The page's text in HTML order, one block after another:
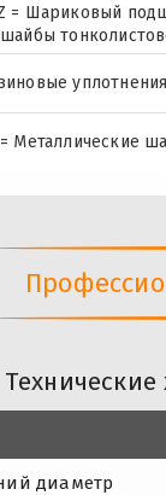
= Шариковый
Металлические
диаметр